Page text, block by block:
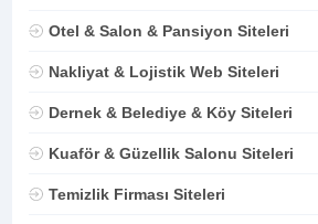
Otel & Salon & Pansiyon Siteleri
Nakliyat & Lojistik Web Siteleri
Dernek & Belediye & Köy Siteleri
Kuaför & Güzellik Salonu Siteleri
Temizlik Firması Siteleri